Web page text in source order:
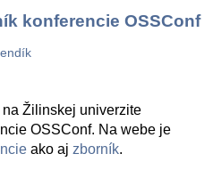
konferencie OSSConf
Žilinskej univerzite
OSSConf. Na webe je
ako aj zborník.